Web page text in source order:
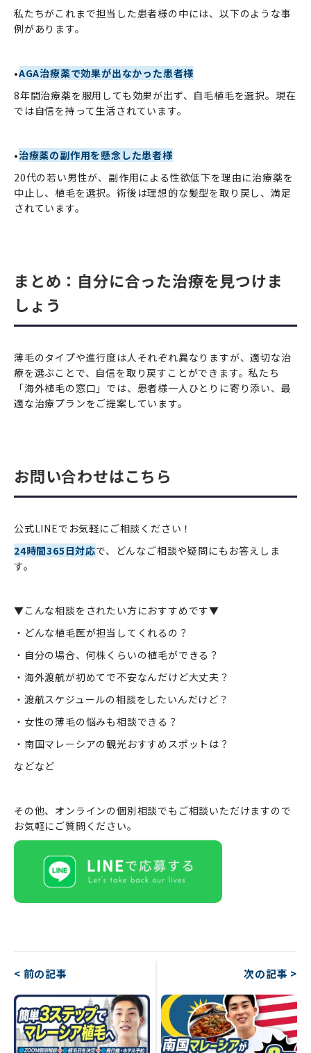
私たちがこれまで担当した患者様の中には、以下のような事
例があります。
•AGA治療薬で効果が出なかった患者様
8年間治療薬を服用しても効果が出ず、自毛植毛を選択。現在
では自信を持って生活されています。
•治療薬の副作用を懸念した患者様
20代の若い男性が、副作用による性欲低下を理由に治療薬を
中止し、植毛を選択。術後は理想的な髪型を取り戻し、満足
されています。
まとめ：自分に合った治療を見つけま
しょう
薄毛のタイプや進行度は人それぞれ異なりますが、適切な治
療を選ぶことで、自信を取り戻すことができます。私たち
「海外植毛の窓口」では、患者様一人ひとりに寄り添い、最
適な治療プランをご提案しています。
お問い合わせはこちら
公式LINEでお気軽にご相談ください！
24時間365日対応で、どんなご相談や疑問にもお答えしま
す。
▼こんな相談をされたい方におすすめです▼
・どんな植毛医が担当してくれるの？
・自分の場合、何株くらいの植毛ができる？
・海外渡航が初めてで不安なんだけど大丈夫？
・渡航スケジュールの相談をしたいんだけど？
・女性の薄毛の悩みも相談できる？
・南国マレーシアの観光おすすめスポットは？
などなど
その他、オンラインの個別相談でもご相談いただけますので
お気軽にご質問ください。
< 前の記事 次の記事 >